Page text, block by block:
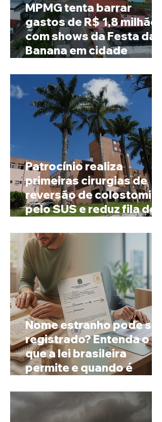
MPMG tenta barrar
gastos de R$ 1,8 milhão
com shows da Festa da
Banana em cidade
4 mil habitantes
Patrocínio realiza
primeiras cirurgias de
reversão de colostomia
pelo SUS e reduz fila de
Nome estranho pode ser
registrado? Entenda o
que a lei brasileira
permite e quando é
prenome